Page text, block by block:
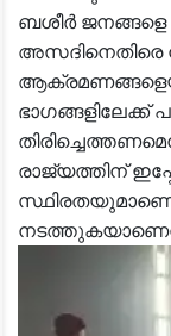
ബശീര്‍
അസദിനെതിരെ
ഭാഗങ്ങളിലേക്ക്
രാജ്യത്തിന്